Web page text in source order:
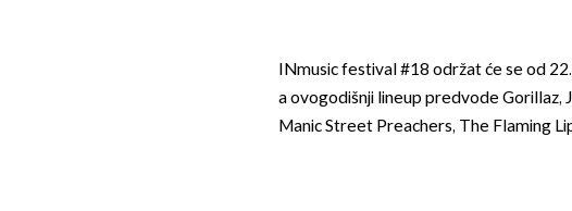
INmusic festival #18 održat će se od
a ovogodišnji lineup predvode Gorillaz,
Manic Street Preachers, The Flaming